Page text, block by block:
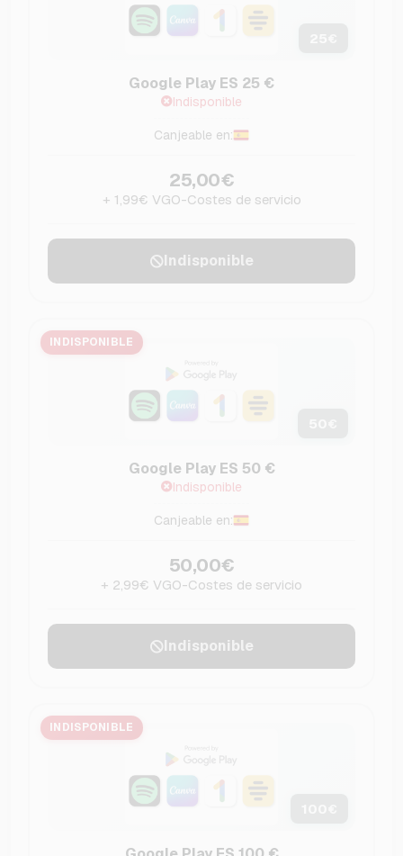
Google Play ES 25 €
Indisponible
Canjeable en:
25,00€
+ 1,99€ VGO-Costes de servicio
Indisponible
INDISPONIBLE
Google Play ES 50 €
Indisponible
Canjeable en:
50,00€
+ 2,99€ VGO-Costes de servicio
Indisponible
INDISPONIBLE